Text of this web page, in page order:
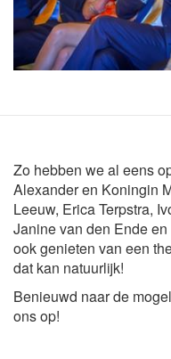
Zo hebben we al eens
Alexander en Koningin
Leeuw, Erica Terpstra,
Janine van den Ende
ook genieten van een
dat kan natuurlijk!
Benieuwd naar de
ons op!